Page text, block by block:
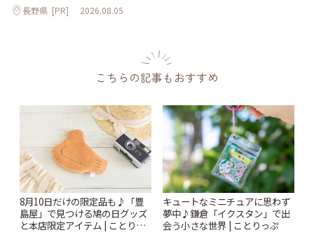
長野県 [PR] 2026.08.05
こちらの記事もおすすめ
8月10日だけの限定品も♪「豊
島屋」で見つける鳩の日グッズ
と本店限定アイテム | ことりっ
キュートなミニチュアに思わず
夢中♪鎌倉「イクスタン」で出
会う小さな世界 | ことりっぷ